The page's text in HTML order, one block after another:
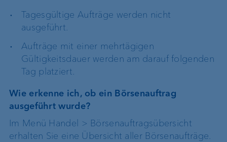
Tagesgültige Aufträge werden nicht
ausgeführt.
Aufträge mit einer mehrtägigen
Gültigkeitsdauer werden am darauf folgenden
Tag platziert.
Wie erkenne ich, ob ein Börsenauftrag
ausgeführt wurde?
Im Menü Handel > Börsenauftragsübersicht
erhalten Sie eine Übersicht aller Börsenaufträge.